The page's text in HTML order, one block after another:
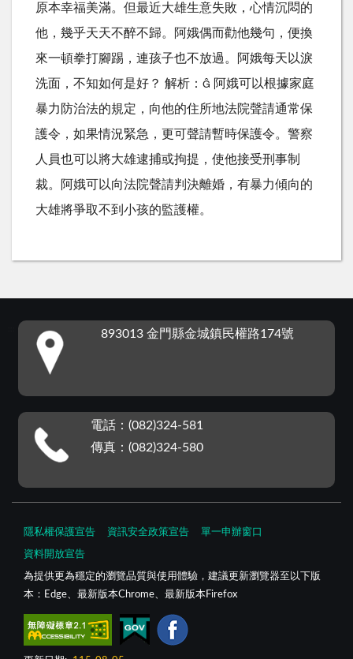
原本幸福美滿。但最近大雄生意失敗，心情沉悶的
他，幾乎天天不醉不歸。阿娥偶而勸他幾句，便換
來一頓拳打腳踢，連孩子也不放過。阿娥每天以淚
洗面，不知如何是好？ 解析： 阿娥可以根據家庭
暴力防治法的規定，向他的住所地法院聲請通常保
護令，如果情況緊急，更可聲請暫時保護令。警察
人員也可以將大雄逮捕或拘提，使他接受刑事制
裁。阿娥可以向法院聲請判決離婚，有暴力傾向的
大雄將爭取不到小孩的監護權。
893013 金門縣金城鎮民權路174號
電話：(082)324-581
傳真：(082)324-580
隱私權保護宣告 資訊安全政策宣告 單一申辦窗口
資料開放宣告
為提供更為穩定的瀏覽品質與使用體驗，建議更新瀏覽器至以下版
本：Edge、最新版本Chrome、最新版本Firefox